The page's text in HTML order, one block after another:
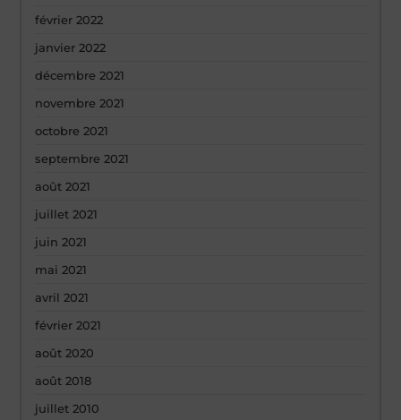
février 2022
janvier 2022
décembre 2021
novembre 2021
octobre 2021
septembre 2021
août 2021
juillet 2021
juin 2021
mai 2021
avril 2021
février 2021
août 2020
août 2018
juillet 2010